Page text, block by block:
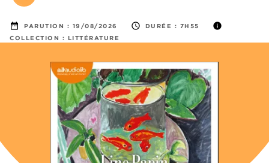
date_range PARUTION : 19/08/2026 access_time DURÉE : 7H55 info
COLLECTION : LITTÉRATURE